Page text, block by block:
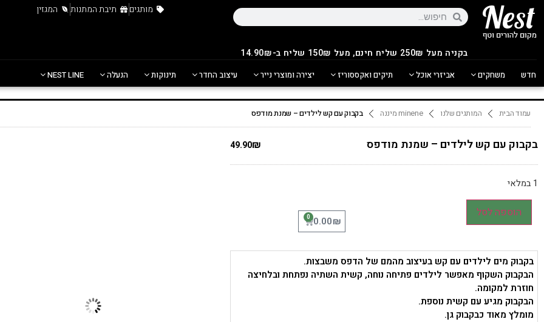
בקניה מעל 250 ₪ שליח חינם, מעל 150₪ שליח ב-14.90₪
מותגים תיבת המתנות המגזין
חדש משחקים אביזרי אוכל תיקים ואקססוריז יצירה ומוצרי נייר עיצוב החדר תינוקות הנעלה NEST LINE
עמוד הבית המותגים שלנו minene מיננה בקבוק עם קש לילדים – שמנת מודפס
בקבוק עם קש לילדים – שמנת מודפס 49.90₪
1 במלאי
הוספה לסל
0.00₪
0
בקבוק מים לילדים עם קש בעיצוב מהמם של הדפס משבצות.
הבקבוק השקוף מאפשר לילדים פתיחה נוחה, קשית השתיה נפתחת ובלחיצה
חוזרת למקומה.
הבקבוק מגיע עם קשית נוספת.
מומלץ מאוד כבקבוק גן.